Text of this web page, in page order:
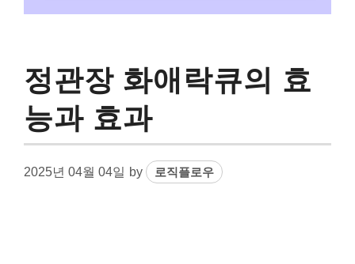
정관장 화애락큐의 효
능과 효과
2025년 04월 04일 by 로직플로우